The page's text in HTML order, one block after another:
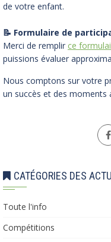
de votre enfant.
📝 Formulaire de
Merci de remplir ce
puissions évaluer
Nous comptons sur votre
un succès et des moments
CATÉGORIES DES
Toute l'info
Compétitions